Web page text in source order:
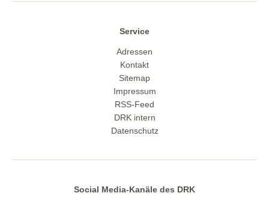
Service
Adressen
Kontakt
Sitemap
Impressum
RSS-Feed
DRK intern
Datenschutz
Social Media-Kanäle des DRK